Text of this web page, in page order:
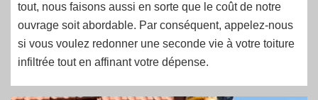
tout, nous faisons aussi en sorte que le coût de notre
ouvrage soit abordable. Par conséquent, appelez-nous
si vous voulez redonner une seconde vie à votre toiture
infiltrée tout en affinant votre dépense.